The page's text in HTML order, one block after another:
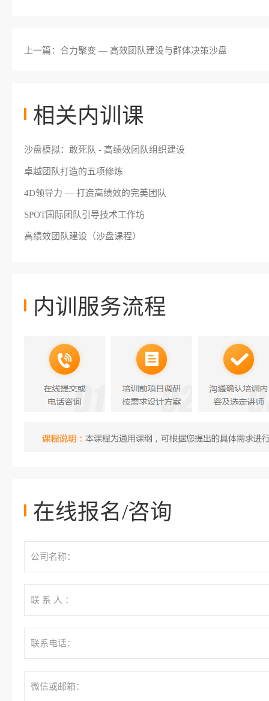
上一篇：合力聚变 — 高效团队建设与群体决策沙盘
相关内训课
沙盘模拟：敢死队 - 高绩效团队组织建设
卓越团队打造的五项修炼
4D领导力 — 打造高绩效的完美团队
SPOT国际团队引导技术工作坊
高绩效团队建设（沙盘课程）
内训服务流程
在线报名/咨询
公司名称：
联 系 人 ：
联系电话：
微信或邮箱：